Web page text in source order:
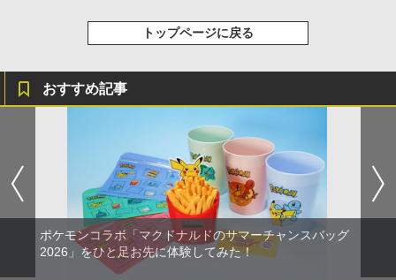
トップページに戻る
おすすめ記事
ポケモンコラボ「マクドナルドのサマーチャンスバッグ
2026」をひと足お先に体験してみた！